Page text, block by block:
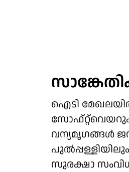
ഐടി
വന്യമൃഗങ്ങൾ
സുരക്ഷാ